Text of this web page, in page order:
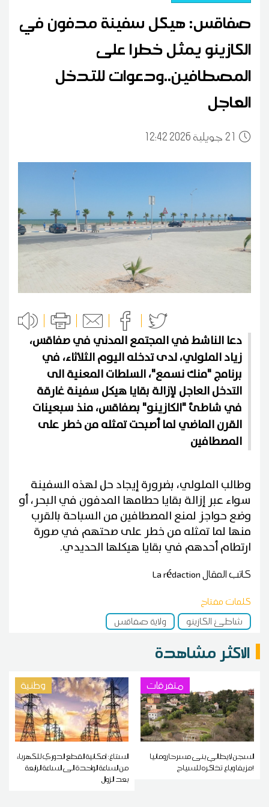
صفاقس: هيكل سفينة مدفون في
الكازينو يمثل خطرا على
المصطافين..ودعوات للتدخل
العاجل
21 12:42 2026 جويلية
دعا الناشط في المجتمع المدني في صفاقس،
زياد الملولي، لدى تدخله اليوم الثلاثاء، في
برنامج "منك نسمع"، السلطات المعنية الى
التدخل العاجل لإزالة بقايا هيكل سفينة غارقة
في شاطئ "الكازينو" بصفاقس، منذ سبعينات
القرن الماضي لما أصبحت تمثله من خطر على
المصطافين
وطالب الملولي، بضرورة إيجاد حل لهذه السفينة
سواء عبر إزالة بقايا حطامها المدفون في البحر، أو
وضع حواجز لمنع المصطافين من السباحة بالقرب
منها لما تمثله من خطر على صحتهم في صورة
ارتطام أحدهم في بقايا هيكلها الحديدي.
كاتب المقالLa rédaction
كلمات مفتاح
شاطئ الكازينو
ولاية صفاقس
الاكثر مشاهدة
متفرقات
السجن لإيطالي بنى مسرحا رومانيا
مزيفا وباع تذاكره للسياح!
وطنية
الستاغ: إمكانية القطع الدوري للكهرباء
من الساعة الواحدة الى الساعة الرابعة
بعد الزوال